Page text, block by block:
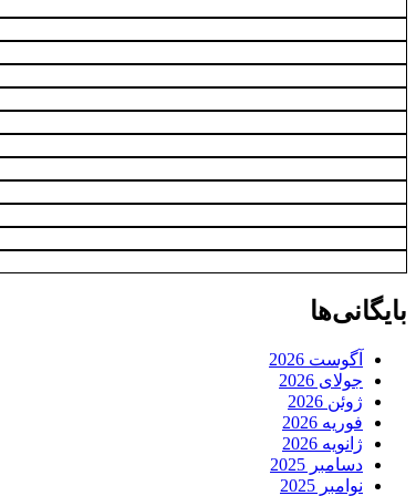
بایگانی‌ها
آگوست 2026
جولای 2026
ژوئن 2026
فوریه 2026
ژانویه 2026
دسامبر 2025
نوامبر 2025